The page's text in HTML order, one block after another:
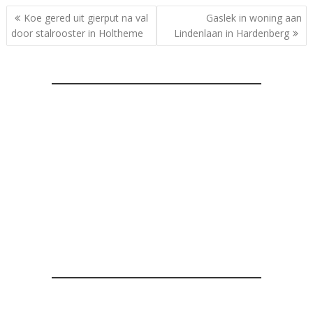
Bericht
navigatie
Koe gered uit gierput na val
door stalrooster in Holtheme
Gaslek in woning aan
Lindenlaan in Hardenberg